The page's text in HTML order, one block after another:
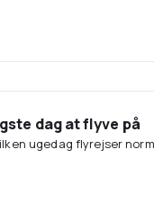
dag at flyve på
ugedag flyrejser